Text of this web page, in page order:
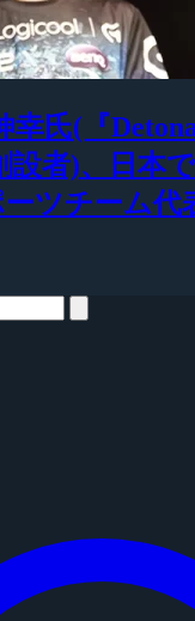
幸氏(『
設者)、日本
ツチーム代